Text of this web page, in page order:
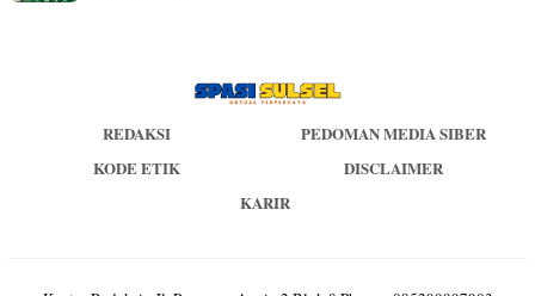
REDAKSI
PEDOMAN MEDIA SIBER
KODE ETIK
DISCLAIMER
KARIR